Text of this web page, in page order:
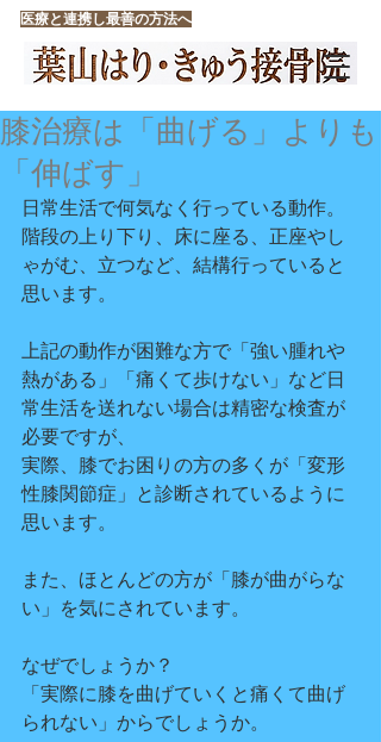
医療と連携し最善の方法へ
葉山はり・きゅう接骨院
膝治療は「曲げる」よりも
「伸ばす」
日常生活で何気なく行っている動作。
階段の上り下り、床に座る、正座やし
ゃがむ、立つなど、結構行っていると
思います。
上記の動作が困難な方で「強い腫れや
熱がある」「痛くて歩けない」など日
常生活を送れない場合は精密な検査が
必要ですが、
実際、膝でお困りの方の多くが「変形
性膝関節症」と診断されているように
思います。
また、ほとんどの方が「膝が曲がらな
い」を気にされています。
なぜでしょうか？
「実際に膝を曲げていくと痛くて曲げ
られない」からでしょうか。